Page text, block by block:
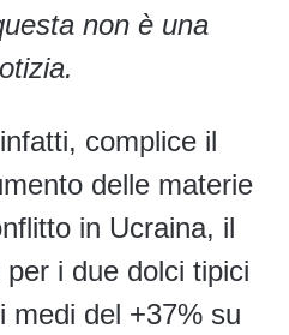
non è una
complice il
delle materie
in Ucraina, il
i due dolci tipici
medi del +37% su